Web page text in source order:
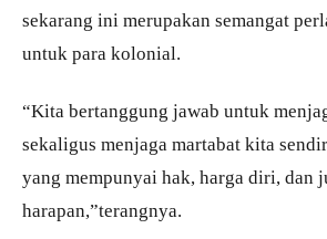
sekarang ini merupakan semangat
untuk para kolonial.
“Kita bertanggung jawab untuk
sekaligus menjaga martabat kita
yang mempunyai hak, harga diri, dan
harapan,”terangnya.